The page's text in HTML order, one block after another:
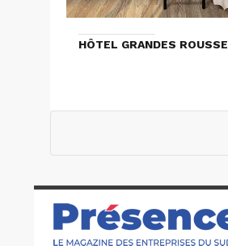
HÔTEL GRANDES ROUSSE